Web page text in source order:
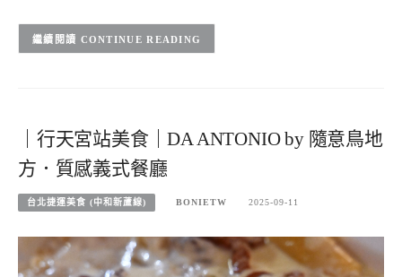
CONTINUE READING
｜行天宮站美食｜DA ANTONIO by 隨意鳥地
方．質感義式餐廳
台北捷運美食 (中和新蘆線) BONIETW 2025-09-11